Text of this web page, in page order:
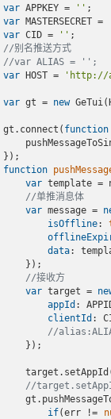
var APPKEY = ''
var MASTERSECRET =
var CID = ''
//别名推送方式
//var ALIAS = '';
var HOST = 'http://
var gt = new
gt.connect( function
function
var template =
//单推消息体
var message =
isOffline:
data:
//接收方
var target =
appId :
clientId :
//
//
if(err !=